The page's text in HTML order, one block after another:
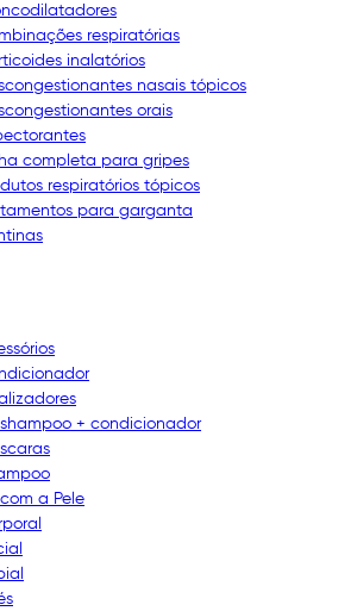
respiratórias
inalatórios
nasais tópicos
orais
completa para gripes
respiratórios tópicos
para garganta
shampoo + condicionador
a Pele